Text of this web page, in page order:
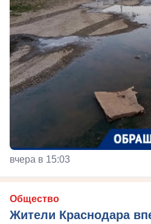
вчера в 15:03
Общество
Жители Краснодара